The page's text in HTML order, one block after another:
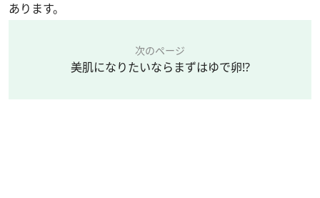
あります。
次のページ
美肌になりたいならまずはゆで卵!?